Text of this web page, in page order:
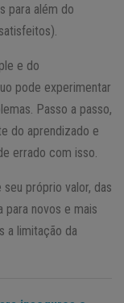
para além do
e do
pode experimentar
Passo a passo,
do aprendizado e
errado com isso.
próprio valor, das
para novos e mais
a limitação da